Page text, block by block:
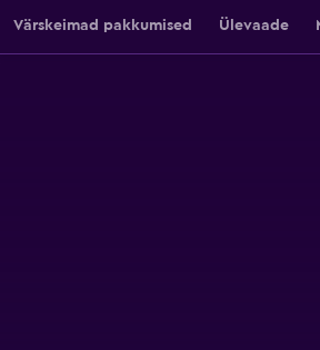
Värskeimad pakkumised Ülevaade